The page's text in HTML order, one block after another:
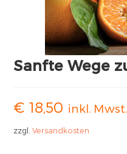
Sanfte Wege
€ 18,50 inkl. Mwst.
zzgl.Versandkosten